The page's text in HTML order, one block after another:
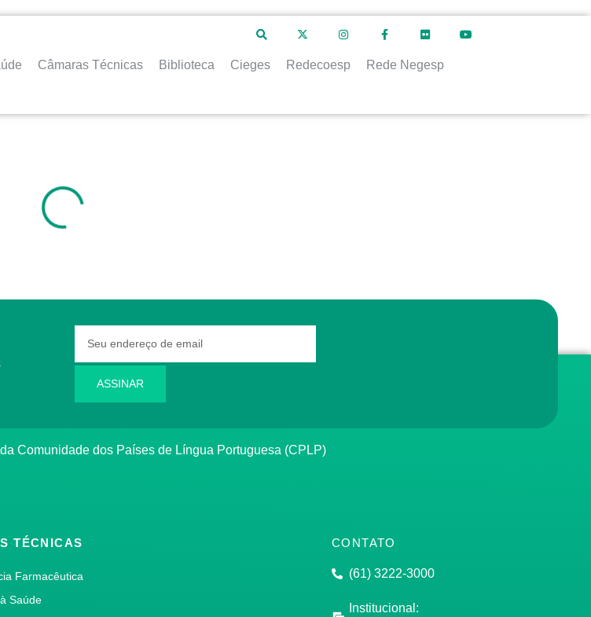
Câmaras Técnicas Biblioteca Cieges Redecoesp Rede Negesp
ASSINAR
Comunidade dos Países de Língua Portuguesa (CPLP)
TÉCNICAS
Farmacêutica
Saúde
CONTATO
(61) 3222-3000
Institucional: